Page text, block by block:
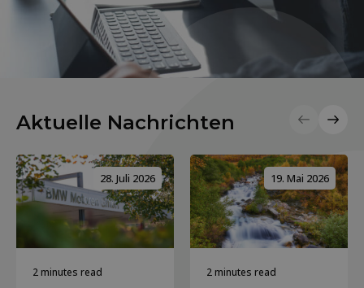
Aktuelle Nachrichten
28. Juli 2026
2 minutes read
19. Mai 2026
2 minutes read